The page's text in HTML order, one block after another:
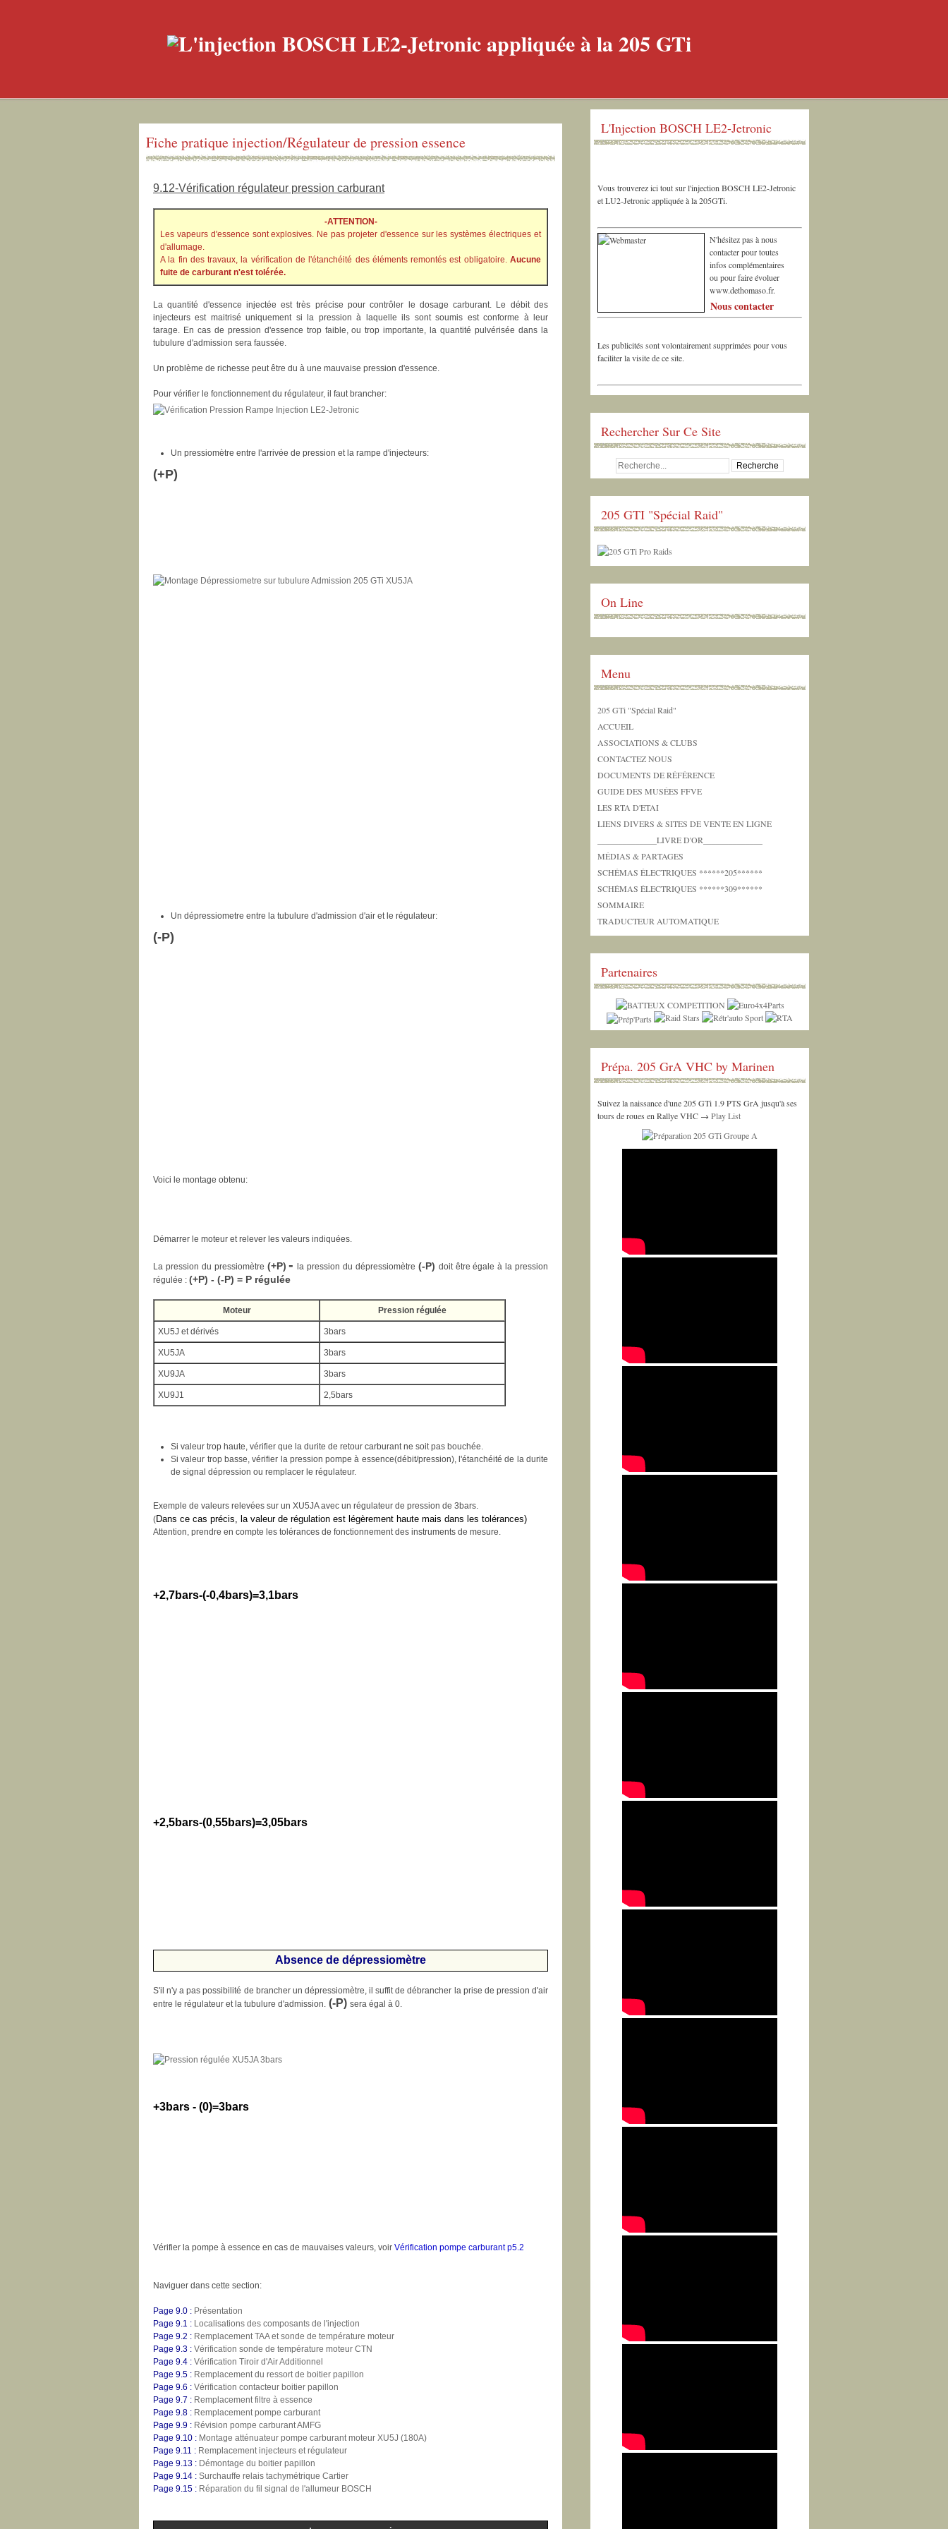
Fiche pratique injection/Régulateur de pression essence
9.12-Vérification régulateur pression carburant
-ATTENTION-
Les vapeurs d'essence sont explosives. Ne pas projeter d'essence sur les systèmes électriques et
d'allumage.
A la fin des travaux, la vérification de l'étanchéité des éléments remontés est obligatoire. Aucune
fuite de carburant n'est tolérée.
La quantité d'essence injectée est très précise pour contrôler le dosage carburant. Le débit des
injecteurs est maitrisé uniquement si la pression à laquelle ils sont soumis est conforme à leur
tarage. En cas de pression d'essence trop faible, ou trop importante, la quantité pulvérisée dans la
tubulure d'admission sera faussée.
Un problème de richesse peut être du à une mauvaise pression d'essence.
Pour vérifier le fonctionnement du régulateur, il faut brancher:
Un pressiomètre entre l'arrivée de pression et la rampe d'injecteurs:
(+P)
Un dépressiometre entre la tubulure d'admission d'air et le régulateur:
(-P)
Voici le montage obtenu:
Démarrer le moteur et relever les valeurs indiquées.
La pression du pressiomètre (+P) - la pression du dépressiomètre (-P) doit être égale à la pression
régulée : (+P) - (-P) = P régulée
Moteur Pression régulée
XU5J et dérivés 3bars
XU5JA 3bars
XU9JA 3bars
XU9J1 2,5bars
Si valeur trop haute, vérifier que la durite de retour carburant ne soit pas bouchée.
Si valeur trop basse, vérifier la pression pompe à essence(débit/pression), l'étanchéité de la durite
de signal dépression ou remplacer le régulateur.
Exemple de valeurs relevées sur un XU5JA avec un régulateur de pression de 3bars.
(Dans ce cas précis, la valeur de régulation est légèrement haute mais dans les tolérances)
Attention, prendre en compte les tolérances de fonctionnement des instruments de mesure.
+2,7bars-(-0,4bars)=3,1bars
+2,5bars-(0,55bars)=3,05bars
Absence de dépressiomètre
S'il n'y a pas possibilité de brancher un dépressiomètre, il suffit de débrancher la prise de pression d'air
entre le régulateur et la tubulure d'admission. (-P) sera égal à 0.
+3bars - (0)=3bars
Vérifier la pompe à essence en cas de mauvaises valeurs, voir Vérification pompe carburant p5.2
Naviguer dans cette section:
Page 9.0 : Présentation
Page 9.1 : Localisations des composants de l'injection
Page 9.2 : Remplacement TAA et sonde de température moteur
Page 9.3 : Vérification sonde de température moteur CTN
Page 9.4 : Vérification Tiroir d'Air Additionnel
Page 9.5 : Remplacement du ressort de boitier papillon
Page 9.6 : Vérification contacteur boitier papillon
Page 9.7 : Remplacement filtre à essence
Page 9.8 : Remplacement pompe carburant
Page 9.9 : Révision pompe carburant AMFG
Page 9.10 : Montage atténuateur pompe carburant moteur XU5J (180A)
Page 9.11 : Remplacement injecteurs et régulateur
Page 9.13 : Démontage du boitier papillon
Page 9.14 : Surchauffe relais tachymétrique Cartier
Page 9.15 : Réparation du fil signal de l'allumeur BOSCH
L'Injection BOSCH LE2-Jetronic
Vous trouverez ici tout sur l'injection BOSCH LE2-Jetronic
et LU2-Jetronic appliquée à la 205GTi.
N'hésitez pas à nous
contacter pour toutes
infos complémentaires
ou pour faire évoluer
www.dethomaso.fr.
Nous contacter
Les publicités sont volontairement supprimées pour vous
faciliter la visite de ce site.
Rechercher Sur Ce Site
205 GTI "Spécial Raid"
On Line
Menu
205 GTi "Spécial Raid"
ACCUEIL
ASSOCIATIONS & CLUBS
CONTACTEZ NOUS
DOCUMENTS DE RÉFÉRENCE
GUIDE DES MUSÉES FFVE
LES RTA D'ETAI
LIENS DIVERS & SITES DE VENTE EN LIGNE
______________LIVRE D'OR______________
MÉDIAS & PARTAGES
SCHÉMAS ÉLECTRIQUES ******205******
SCHÉMAS ÉLECTRIQUES ******309******
SOMMAIRE
TRADUCTEUR AUTOMATIQUE
Partenaires
Prépa. 205 GrA VHC by Marinen
Suivez la naissance d'une 205 GTi 1.9 PTS GrA jusqu'à ses
tours de roues en Rallye VHC → Play List